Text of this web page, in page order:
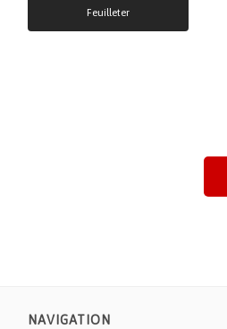
Feuilleter
NAVIGATION